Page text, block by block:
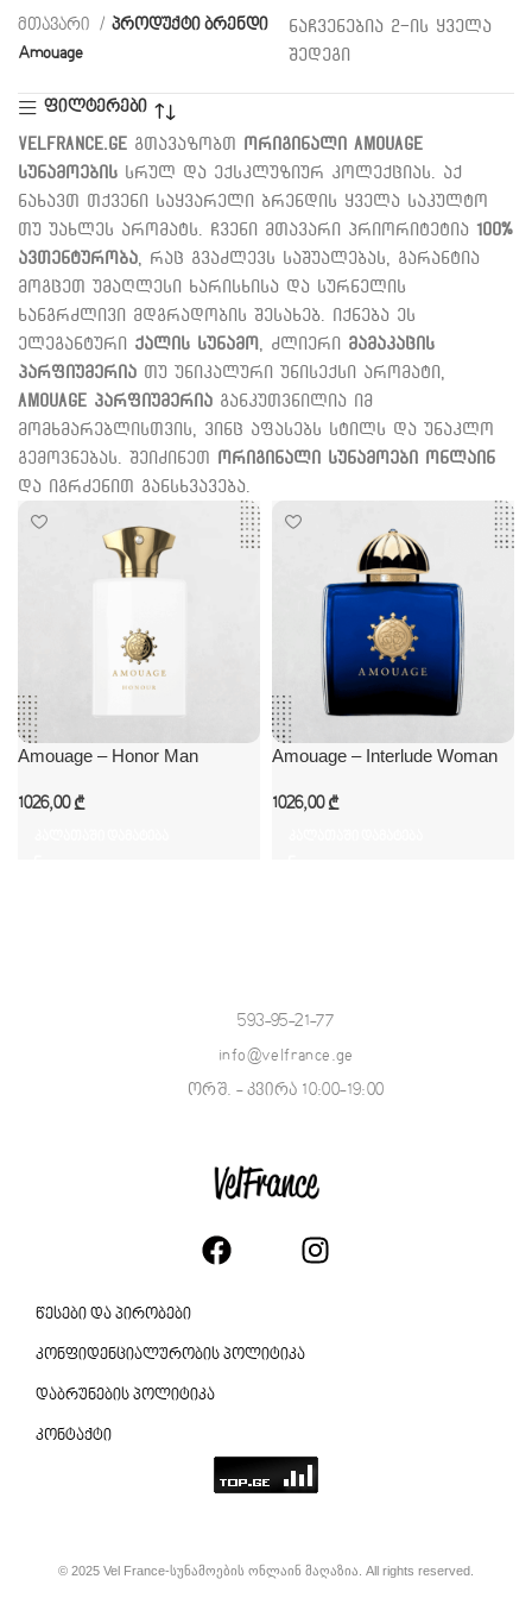
მთავარი
პროდუქტი ბრენდი
Amouage
ნაჩვენებია 2-ის ყველა
შედეგი
ფილტერები
Velfrance.ge გთავაზობთ
ორიგინალი Amouage
სუნამოების სრულ და ექსკლუზიურ კოლექციას. აქ
ნახავთ თქვენი საყვარელი ბრენდის ყველა საკულტო
თუ უახლეს არომატს. ჩვენი მთავარი პრიორიტეტია 100%
ავთენტურობა , რაც გვაძლევს საშუალებას, გარანტია
მოგცეთ უმაღლესი ხარისხისა და სურნელის
ხანგრძლივი მდგრადობის შესახებ. იქნება ეს
ელეგანტური ქალის სუნამო , ძლიერი მამაკაცის
პარფიუმერია თუ უნიკალური უნისექსი არომატი,
Amouage პარფიუმერია განკუთვნილია იმ
მომხმარებლისთვის, ვინც აფასებს სტილს და უნაკლო
გემოვნებას. შეიძინეთ
ორიგინალი სუნამოები ონლაინ
და იგრძენით განსხვავება.
Amouage – Honor Man
1026,00₾
Amouage – Interlude Woman
1026,00₾
593-95-21-77
info@velfrance.ge
ორშ. - კვირა 10:00-19:00
წესები და პირობები
კონფიდენციალურობის პოლიტიკა
დაბრუნების პოლიტიკა
კონტაქტი
© 2025 Vel France-სუნამოების ონლაინ მაღაზია. All rights reserved.